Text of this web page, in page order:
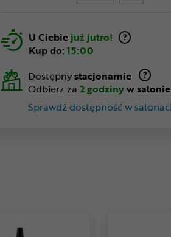
U Ciebie już jutro!
Kup do: 15:00
Dostępnystacjonarnie
Odbierz za 2 godzinyw
Sprawdź dostępność w